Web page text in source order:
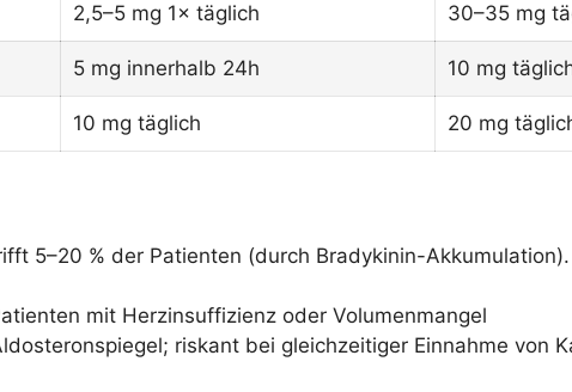
2,5–5 mg 1× täglich 30–35 mg
5 mg innerhalb 24h 10 mg
10 mg täglich 20 mg
5–20 % der Patienten (durch Bradykinin-
mit Herzinsuffizienz oder Volumenmangel
riskant bei gleichzeitiger Einnahme von